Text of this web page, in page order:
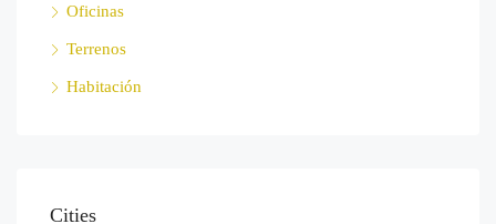
Oficinas
Terrenos
Habitación
Cities